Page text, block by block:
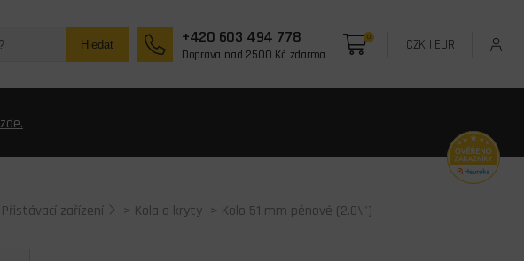
Hledat +420 603 494 778
Doprava nad 2500 Kč zdarma
0 CZK | EUR
zde.
Přistávací zařízení > Kola a kryty > Kolo 51 mm pěnové (2.0\")